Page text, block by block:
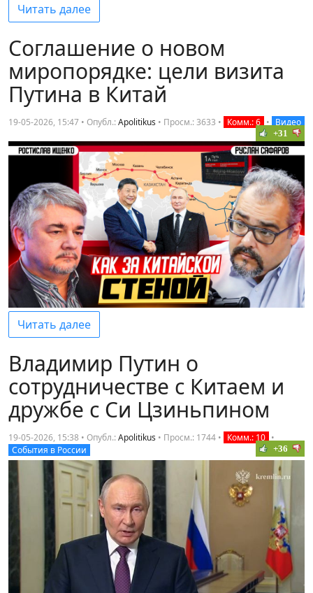
Читать далее
Соглашение о новом
миропорядке: цели визита
Путина в Китай
19-05-2026, 15:47 • Опубл.:Apolitikus • Просм.: 3633 • Комм.: 6 • Видео
+31
Читать далее
Владимир Путин о
сотрудничестве с Китаем и
дружбе с Си Цзиньпином
19-05-2026, 15:38 • Опубл.:Apolitikus • Просм.: 1744 • Комм.: 10 •
События в России
+36